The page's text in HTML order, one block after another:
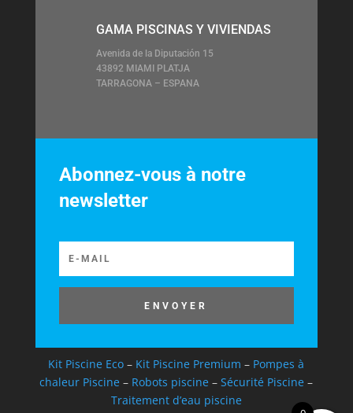
GAMA PISCINAS Y VIVIENDAS
Avenida de la Diputación 15
43892 MIAMI PLATJA
TARRAGONA – ESPANA
Abonnez-vous à notre
newsletter
ENVOYER
Kit Piscine Eco – Kit Piscine Premium – Pompes à
chaleur Piscine – Robots piscine –Sécurité Piscine –
Traitement d’eau piscine